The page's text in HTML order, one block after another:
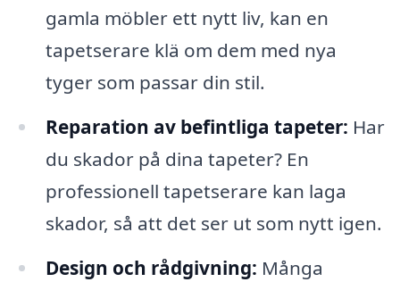
gamla möbler ett nytt liv, kan en
tapetserare klä om dem med nya
tyger som passar din stil.
Reparation av befintliga tapeter: Har
du skador på dina tapeter? En
professionell tapetserare kan laga
skador, så att det ser ut som nytt igen.
Design och rådgivning: Många